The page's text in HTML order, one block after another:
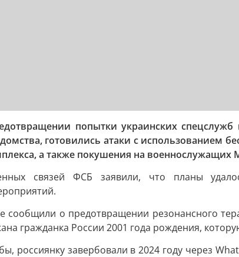
попытки украинских спецслужб
готовились атаки с использованием
а также покушения на военнослужащих
связей ФСБ заявили, что планы
сообщили о предотвращении резонансного
гражданка России 2001 года рождения,
россиянку завербовали в 2024 году через